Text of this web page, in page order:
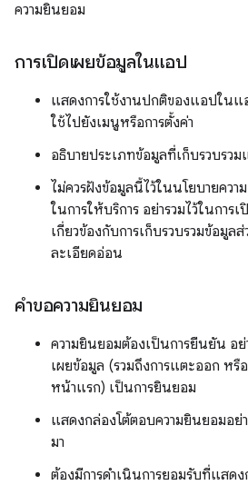
ความยินยอม
การเปิดเผยข้อมูลในแอป
แสดงการใช้งานปกติของแอปในแ
ใช้ไปยังเมนูหรือการตั้งค่า
อธิบายประเภทข้อมูลที่เก็บรวบรว
ไม่ควรฝังข้อมูลนี้ไว้ในนโยบายคว
ในการให้บริการ อย่ารวมไว้ในการ
เกี่ยวข้องกับการเก็บรวบรวมข้อมู
ละเอียดอ่อน
คำขอความยินยอม
ความยินยอมต้องเป็นการยืนยัน อย่
เผยข้อมูล (รวมถึงการแตะออก ห
หน้าแรก) เป็นการยินยอม
แสดงกล่องโต้ตอบความยินยอมอย่
มา
ต้องมีการดำเนินการยอมรับที่แสด